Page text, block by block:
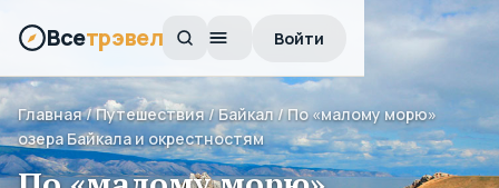
Всетрэвел Войти
Главная/Путешествия/Байкал/ По «малому морю»
озера Байкала и окрестностям